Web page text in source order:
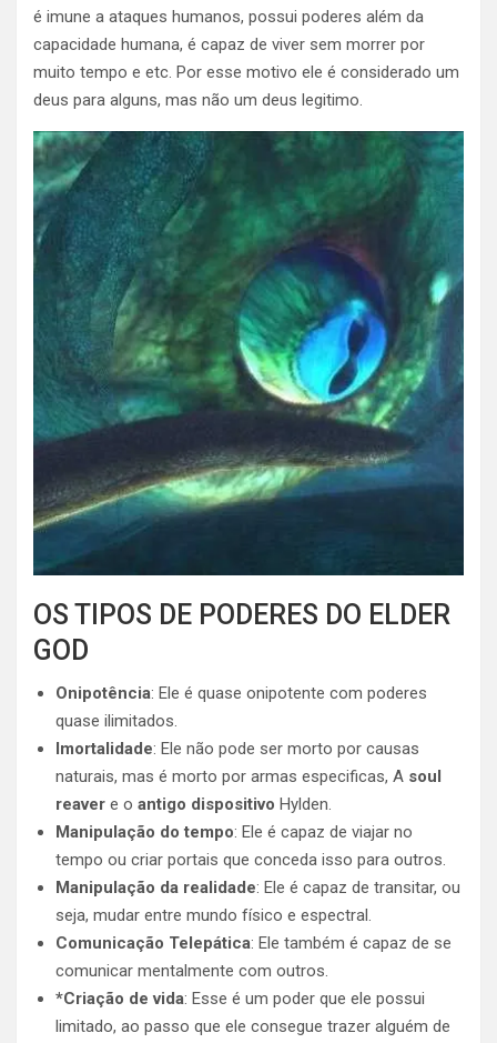
é imune a ataques humanos, possui poderes além da
capacidade humana, é capaz de viver sem morrer por
muito tempo e etc. Por esse motivo ele é considerado um
deus para alguns, mas não um deus legitimo.
OS TIPOS DE PODERES DO ELDER
GOD
Onipotência: Ele é quase onipotente com poderes
quase ilimitados.
Imortalidade: Ele não pode ser morto por causas
naturais, mas é morto por armas especificas, A soul
reaver e o antigo dispositivo Hylden.
Manipulação do tempo: Ele é capaz de viajar no
tempo ou criar portais que conceda isso para outros.
Manipulação da realidade: Ele é capaz de transitar, ou
seja, mudar entre mundo físico e espectral.
Comunicação Telepática: Ele também é capaz de se
comunicar mentalmente com outros.
*Criação de vida: Esse é um poder que ele possui
limitado, ao passo que ele consegue trazer alguém de